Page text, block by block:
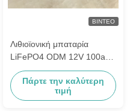
ΒΊΝΤΕΟ
Λιθιοϊονική μπαταρία
LiFePO4 ODM 12V 100ah
με πιστοποιητικά UL CE
Πάρτε την καλύτερη
τιμή